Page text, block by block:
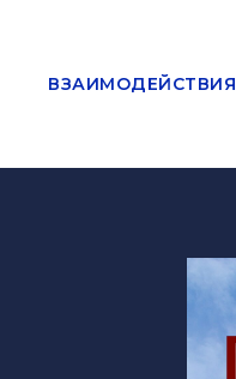
ВЗАИМОДЕЙСТВИЯ